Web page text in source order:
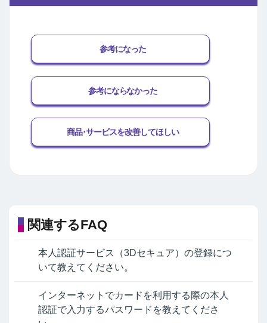
参考になった
参考にならなかった
商品･サービスを改善してほしい
関連するFAQ
本人認証サービス（3Dセキュア）の登録につ
いて教えてください。
インターネットでカードを利用する際の本人
認証で入力するパスワードを教えてくださ